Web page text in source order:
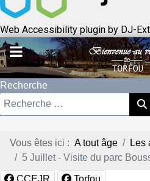
Web Accessibility plugin by DJ-
Recherche
Vous êtes ici : A tout âge Les
5 Juillet - Visite du parc
CCEJR Torfou